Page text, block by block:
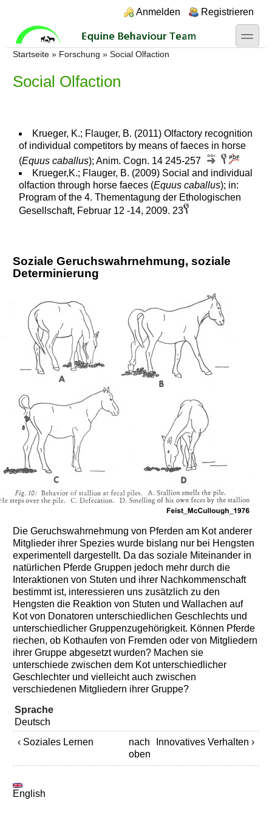
Login links
Anmelden Registrieren
toggle
Sie sind hier
Startseite » Forschung »Social Olfaction
Social Olfaction
Krueger, K.; Flauger, B. (2011) Olfactory recognition
of individual competitors by means of faeces in horse
(Equus caballus); Anim. Cogn. 14 245-257
Krueger,K.; Flauger, B. (2009) Social and individual
olfaction through horse faeces (Equus caballus); in:
Program of the 4. Thementagung der Ethologischen
Gesellschaft, Februar 12 -14, 2009. 23
Soziale Geruchswahrnehmung, soziale
Determinierung
Die Geruchswahrnehmung von Pferden am Kot anderer
Mitglieder ihrer Spezies wurde bislang nur bei Hengsten
experimentell dargestellt. Da das soziale Miteinander in
natürlichen Pferde Gruppen jedoch mehr durch die
Interaktionen von Stuten und ihrer Nachkommenschaft
bestimmt ist, interessieren uns zusätzlich zu den
Hengsten die Reaktion von Stuten und Wallachen auf
Kot von Donatoren unterschiedlichen Geschlechts und
unterschiedlicher Gruppenzugehörigkeit. Können Pferde
riechen, ob Kothaufen von Fremden oder von Mitgliedern
ihrer Gruppe abgesetzt wurden? Machen sie
unterschiede zwischen dem Kot unterschiedlicher
Geschlechter und vielleicht auch zwischen
verschiedenen Mitgliedern ihrer Gruppe?
Sprache
Deutsch
‹ Soziales Lernen
nach
oben
Innovatives Verhalten ›
English